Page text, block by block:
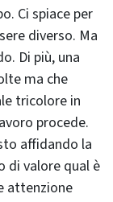
Ci spiace per
diverso. Ma
Di più, una
ma che
tricolore in
procede.
affidando la
di valore qual è
attenzione